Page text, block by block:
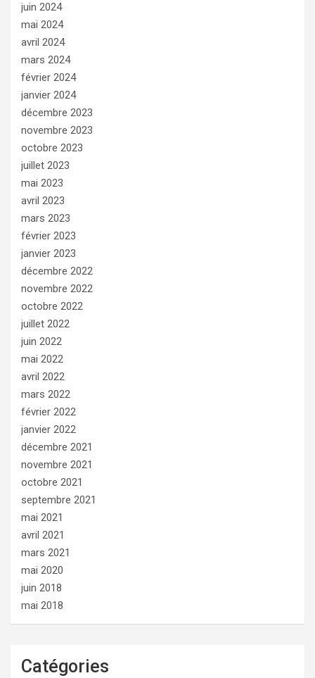
juin 2024
mai 2024
avril 2024
mars 2024
février 2024
janvier 2024
décembre 2023
novembre 2023
octobre 2023
juillet 2023
mai 2023
avril 2023
mars 2023
février 2023
janvier 2023
décembre 2022
novembre 2022
octobre 2022
juillet 2022
juin 2022
mai 2022
avril 2022
mars 2022
février 2022
janvier 2022
décembre 2021
novembre 2021
octobre 2021
septembre 2021
mai 2021
avril 2021
mars 2021
mai 2020
juin 2018
mai 2018
Catégories